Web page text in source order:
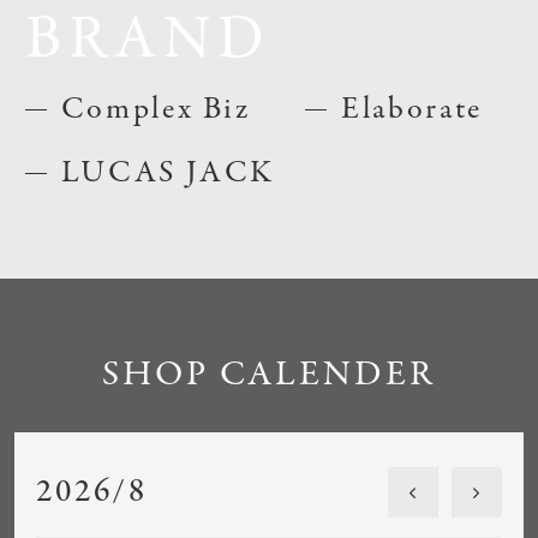
Complex Biz
LUCAS JACK
Elaborate
SHOP CALENDER
2026/8